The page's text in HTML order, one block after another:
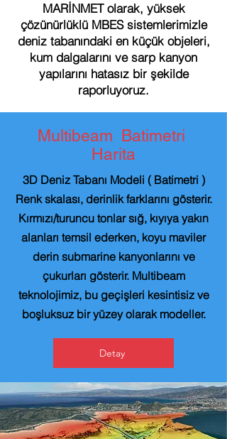
MARİNMET olarak, yüksek
çözünürlüklü MBES sistemlerimizle
deniz tabanındaki en küçük objeleri,
kum dalgalarını ve sarp kanyon
yapılarını hatasız bir şekilde
raporluyoruz.
Multibeam Batimetri
Harita
3D Deniz Tabanı Modeli ( Batimetri )
Renk skalası, derinlik farklarını gösterir.
Kırmızı/turuncu tonlar sığ, kıyıya yakın
alanları temsil ederken, koyu maviler
derin submarine kanyonlarını ve
çukurları gösterir. Multibeam
teknolojimiz, bu geçişleri kesintisiz ve
boşluksuz bir yüzey olarak modeller.
Detay